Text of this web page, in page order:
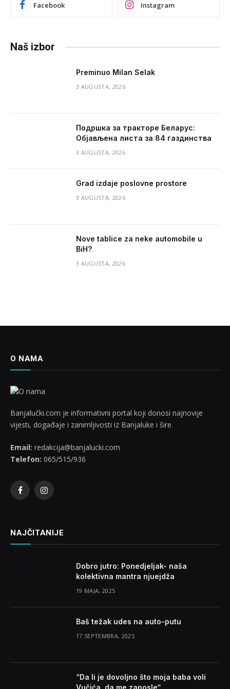
Facebook Instagram
Naš izbor
Preminuo Milan Selak
3 AUGUSTA, 2026
Подршка за тракторе Беларус:
Објављена листа за 84 газдинства
3 AUGUSTA, 2026
Grad izdaje poslovne prostore
3 AUGUSTA, 2026
Nove tablice za neke automobile u
BiH?
3 AUGUSTA, 2026
O NAMA
Banjalučki.com je informativni portal koji donosi najnovije
vijesti, događaje i zanimljivosti iz Banjaluke i šire.
Email: redakcija@banjalucki.com
Telefon: 065/515/936
FacebookInstagram
NAJČITANIJE
Dobro jutro: Ponedjeljak- naša
kolektivna mantra njuejdža
19 MAJA, 2025
Baš težak udes na auto-putu
17 SEPTEMBRA, 2025
“Da li je dovoljno što moja baba voli